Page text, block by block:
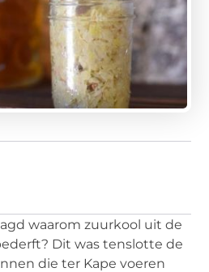
waarom zuurkool uit de
Dit was tenslotte de
die ter Kape voeren